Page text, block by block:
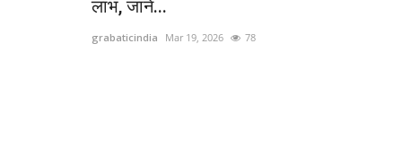
लाभ, जानें...
grabaticindia Mar 19, 2026 78